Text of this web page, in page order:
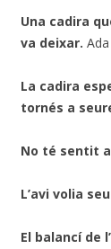
Una cadira
va deixar. Ada
La cadira
tornés a
No té sentit
L’avi volia
El balancí de